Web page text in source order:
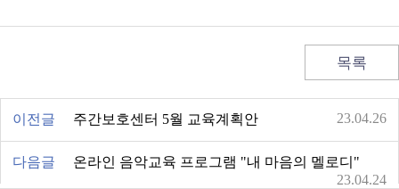
목록
이전글 주간보호센터 5월 교육계획안 23.04.26
다음글
온라인 음악교육 프로그램 "내 마음의 멜로디"
23.04.24